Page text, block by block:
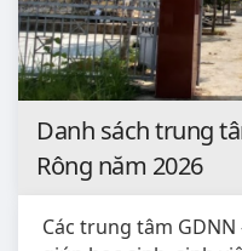
Danh sách trung
Rông năm 2026
Các trung tâm GDNN